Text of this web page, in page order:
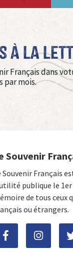
à La
Français dans
par mois.
Souvenir
Souvenir Français
publique le
de tous ceux
ou étrangers.